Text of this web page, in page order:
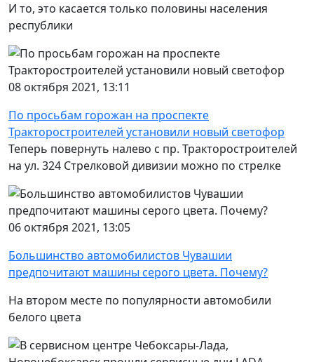
И то, это касается только половины населения
республики
08 октября 2021, 13:11
По просьбам горожан на проспекте
Тракторостроителей установили новый светофор
Теперь повернуть налево с пр. Тракторостроителей
на ул. 324 Стрелковой дивизии можно по стрелке
06 октября 2021, 13:05
Большинство автомобилистов Чувашии
предпочитают машины серого цвета. Почему?
На втором месте по популярности автомобили
белого цвета